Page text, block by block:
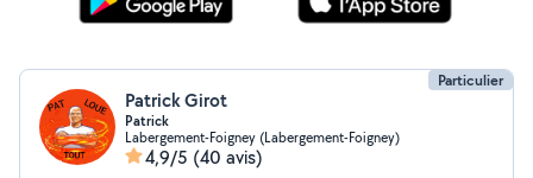
Particulier
Patrick Girot
Patrick
Labergement-Foigney (Labergement-Foigney)
4,9/5 (40 avis)